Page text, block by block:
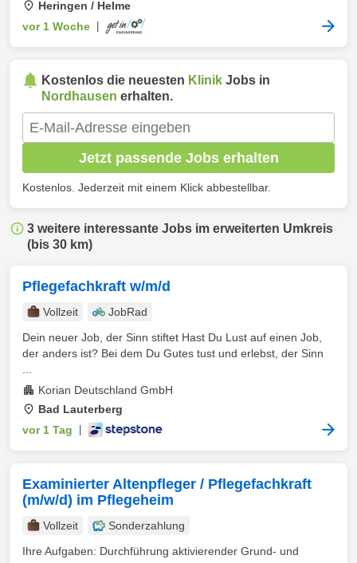
Heringen / Helme
vor 1 Woche
Kostenlos die neuesten Klinik Jobs in
Nordhausen erhalten.
Jetzt passende Jobs erhalten
Kostenlos. Jederzeit mit einem Klick abbestellbar.
3 weitere interessante Jobs im erweiterten Umkreis
(bis 30 km)
Pflegefachkraft w/m/d
Vollzeit
JobRad
Dein neuer Job, der Sinn stiftet Hast Du Lust auf einen Job,
der anders ist? Bei dem Du Gutes tust und erlebst, der Sinn
Korian Deutschland GmbH
Bad Lauterberg
vor 1 Tag
Examinierter Altenpfleger / Pflegefachkraft
(m/w/d) im Pflegeheim
Vollzeit
Sonderzahlung
Ihre Aufgaben: Durchführung aktivierender Grund- und